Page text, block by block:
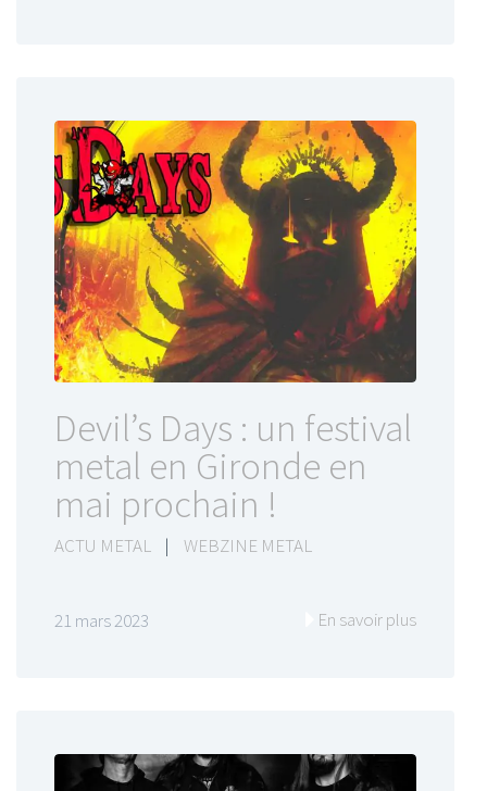
Devil’s Days : un festival
metal en Gironde en
mai prochain !
ACTU METAL | WEBZINE METAL
21 mars 2023 En savoir plus